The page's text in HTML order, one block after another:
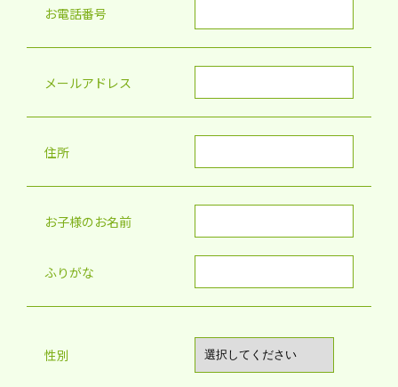
お電話番号
メールアドレス
住所
お子様のお名前
ふりがな
性別